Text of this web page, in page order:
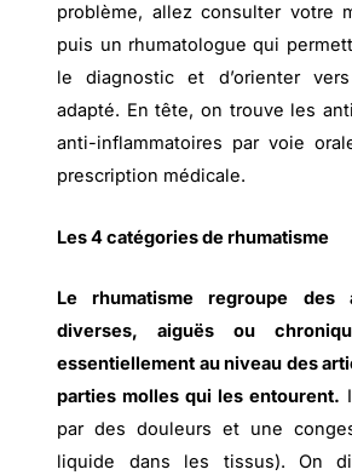
problème, allez consulter votre
puis un rhumatologue qui
le diagnostic et d’orienter
adapté. En tête, on trouve les
anti-inflammatoires par voie
prescription médicale.
Les 4 catégories de rhumatisme
Le rhumatisme regroupe des
diverses, aiguës ou
essentiellement au niveau des
parties molles qui les entourent.
par des douleurs et une
liquide dans les tissus). On